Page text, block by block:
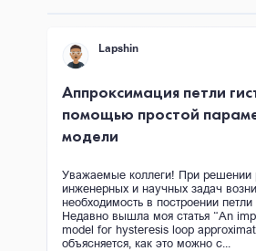
Lapshin
Аппроксимация петли
помощью простой
модели
Уважаемые коллеги! При решении
инженерных и научных задач
необходимость в построении петли
Недавно вышла моя статья “An
model for hysteresis loop
объясняется, как это можно с...